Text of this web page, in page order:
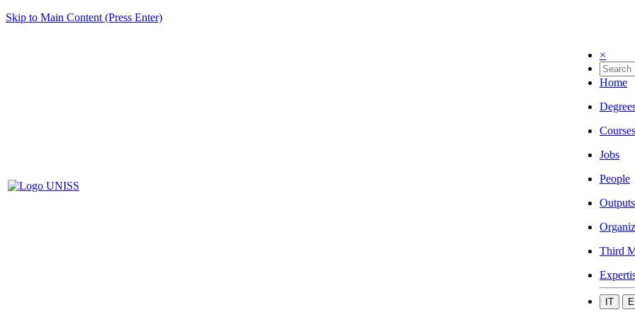
Skip to Main Content (Press Enter)
×
Home
Courses
Jobs
People
Outputs
Third
IT